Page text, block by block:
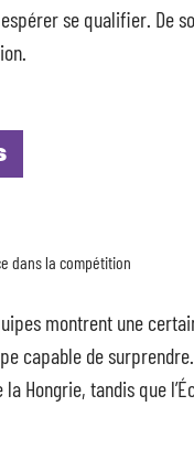
se qualifier. De
dans la compétition
montrent une
capable de
Hongrie, tandis que